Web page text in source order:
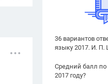
36 вариантов
языку 2017. И. П.
Средний балл
2017 году?